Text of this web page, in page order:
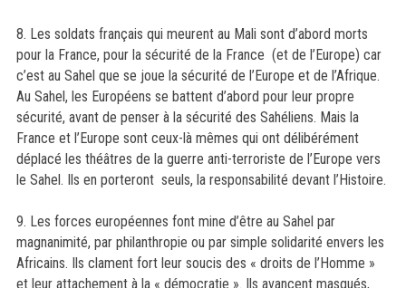
8. Les soldats français qui meurent au Mali sont d’abord morts
pour la France, pour la sécurité de la France (et de l’Europe) car
c’est au Sahel que se joue la sécurité de l’Europe et de l’Afrique.
Au Sahel, les Européens se battent d’abord pour leur propre
sécurité, avant de penser à la sécurité des Sahéliens. Mais la
France et l’Europe sont ceux-là mêmes qui ont délibérément
déplacé les théâtres de la guerre anti-terroriste de l’Europe vers
le Sahel. Ils en porteront seuls, la responsabilité devant l’Histoire.
9. Les forces européennes font mine d’être au Sahel par
magnanimité, par philanthropie ou par simple solidarité envers les
Africains. Ils clament fort leur soucis des « droits de l’Homme »
et leur attachement à la « démocratie ». Ils avancent masqués,